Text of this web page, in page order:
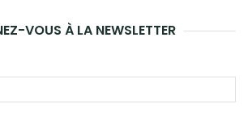
VOUS À LA NEWSLETTER